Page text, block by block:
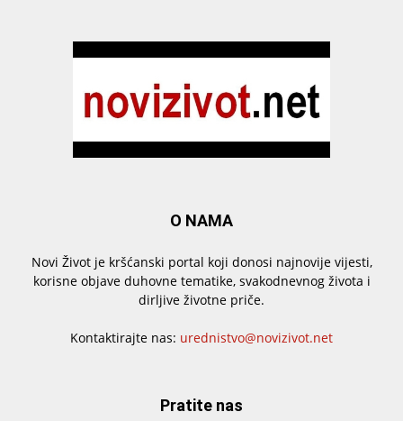
O NAMA
Novi Život je kršćanski portal koji donosi najnovije vijesti,
korisne objave duhovne tematike, svakodnevnog života i
dirljive životne priče.
Kontaktirajte nas: urednistvo@novizivot.net
Pratite nas